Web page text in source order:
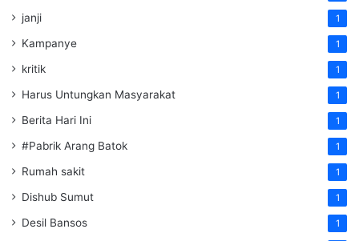
janji 1
Kampanye 1
kritik 1
Harus Untungkan Masyarakat 1
Berita Hari Ini 1
#Pabrik Arang Batok 1
Rumah sakit 1
Dishub Sumut 1
Desil Bansos 1